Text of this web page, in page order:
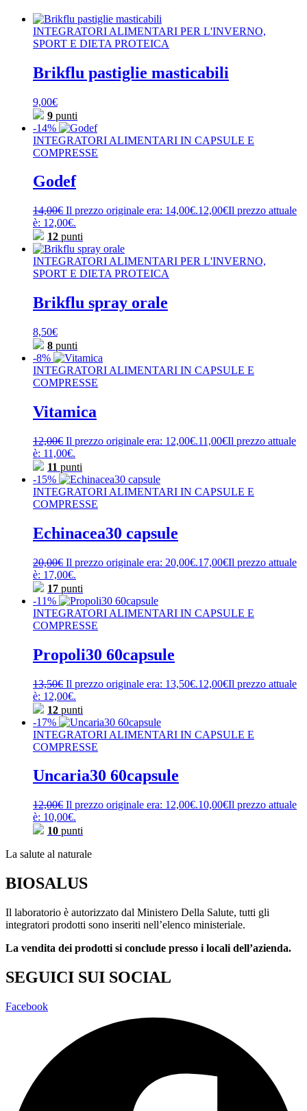
INTEGRATORI ALIMENTARI PER L'INVERNO,
SPORT E DIETA PROTEICA
Brikflu pastiglie masticabili
9,00€
9 punti
-14%
INTEGRATORI ALIMENTARI IN CAPSULE E
COMPRESSE
Godef
14,00€ Il prezzo originale era: 14,00€.12,00€Il prezzo attuale
è: 12,00€.
12 punti
INTEGRATORI ALIMENTARI PER L'INVERNO,
SPORT E DIETA PROTEICA
Brikflu spray orale
8,50€
8 punti
-8%
INTEGRATORI ALIMENTARI IN CAPSULE E
COMPRESSE
Vitamica
12,00€ Il prezzo originale era: 12,00€.11,00€Il prezzo attuale
è: 11,00€.
11 punti
-15%
INTEGRATORI ALIMENTARI IN CAPSULE E
COMPRESSE
Echinacea30 capsule
20,00€ Il prezzo originale era: 20,00€.17,00€Il prezzo attuale
è: 17,00€.
17 punti
-11%
INTEGRATORI ALIMENTARI IN CAPSULE E
COMPRESSE
Propoli30 60capsule
13,50€ Il prezzo originale era: 13,50€.12,00€Il prezzo attuale
è: 12,00€.
12 punti
-17%
INTEGRATORI ALIMENTARI IN CAPSULE E
COMPRESSE
Uncaria30 60capsule
12,00€ Il prezzo originale era: 12,00€.10,00€Il prezzo attuale
è: 10,00€.
10 punti
La salute al naturale
BIOSALUS
Il laboratorio è autorizzato dal Ministero Della Salute, tutti gli
integratori prodotti sono inseriti nell’elenco ministeriale.
La vendita dei prodotti si conclude presso i locali dell’azienda.
SEGUICI SUI SOCIAL
Facebook